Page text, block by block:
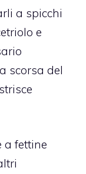
a spicchi
e
scorsa del
a fettine